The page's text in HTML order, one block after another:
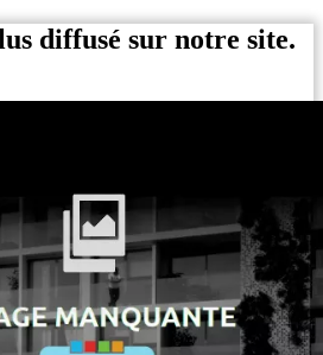
diffusé sur notre site.